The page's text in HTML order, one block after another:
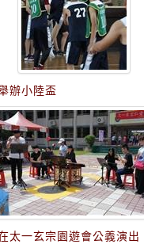
辦小陸盃
太一玄宗園遊會公義演出